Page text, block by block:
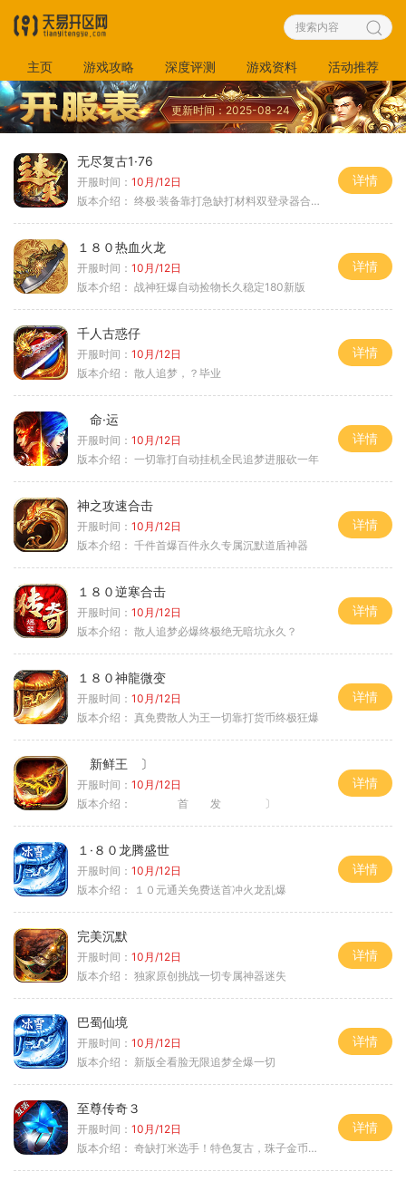
主页 游戏攻略 深度评测 游戏资料 活动推荐
更新时间：2025-08-24
无尽复古1·76
开服时间： 10月/12日
版本介绍： 终极·装备靠打急缺打材料双登录器合区
详情
１８０热血火龙
开服时间： 10月/12日
版本介绍： 战神狂爆自动捡物长久稳定180新版
详情
千人古惑仔
开服时间： 10月/12日
版本介绍： 散人追梦，？毕业
详情
命·运
开服时间： 10月/12日
版本介绍： 一切靠打自动挂机全民追梦进服砍一年
详情
神之攻速合击
开服时间： 10月/12日
版本介绍： 千件首爆百件永久专属沉默道盾神器
详情
１８０逆寒合击
开服时间： 10月/12日
版本介绍： 散人追梦必爆终极绝无暗坑永久？
详情
１８０神龍微变
开服时间： 10月/12日
版本介绍： 真免费散人为王一切靠打货币终极狂爆
详情
新鲜王 〕
开服时间： 10月/12日
版本介绍：
首 发 〕
详情
１·８０龙腾盛世
开服时间： 10月/12日
版本介绍：
１０元通关免费送首冲火龙乱爆
详情
完美沉默
开服时间： 10月/12日
版本介绍： 独家原创挑战一切专属神器迷失
详情
巴蜀仙境
开服时间： 10月/12日
版本介绍： 新版全看脸无限追梦全爆一切
详情
至尊传奇３
开服时间： 10月/12日
版本介绍： 奇缺打米选手！特色复古，珠子金币释放珠子
详情